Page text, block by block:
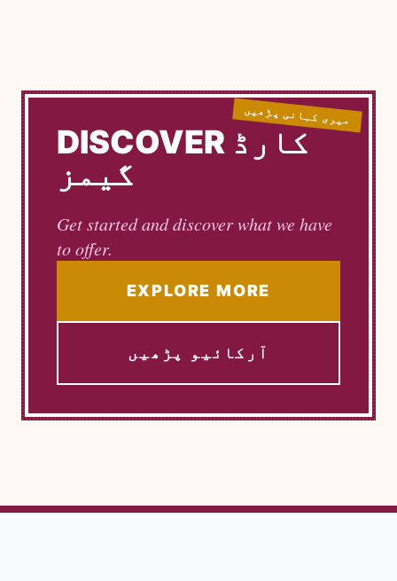
میری کہانی پڑھیں
DISCOVER کارڈ
گیمز
Get started and discover what we have
to offer.
EXPLORE MORE
آرکائیو پڑھیں